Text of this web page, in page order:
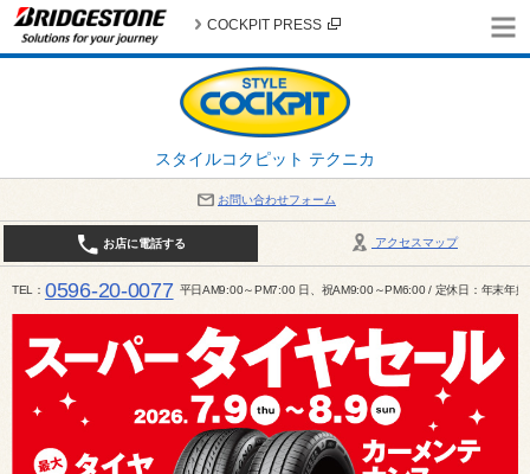
スタイルコクピット テクニカ
COCKPIT PRESS
お問い合わせフォーム
アクセスマップ
お店に電話する
TEL 0596-20-0077 平日AM9:00～PM7:00 日、祝AM9:00～PM6:00 / 定休日：年末年